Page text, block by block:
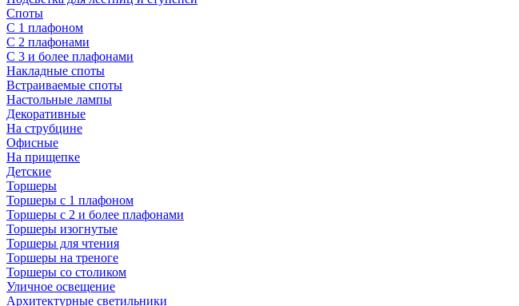
Споты
С 1 плафоном
С 2 плафонами
С 3 и более плафонами
Накладные споты
Встраиваемые споты
Настольные лампы
Декоративные
На струбцине
Офисные
На прищепке
Детские
Торшеры
Торшеры с 1 плафоном
Торшеры с 2 и более плафонами
Торшеры изогнутые
Торшеры для чтения
Торшеры на треноге
Торшеры со столиком
Уличное освещение
Архитектурные светильники